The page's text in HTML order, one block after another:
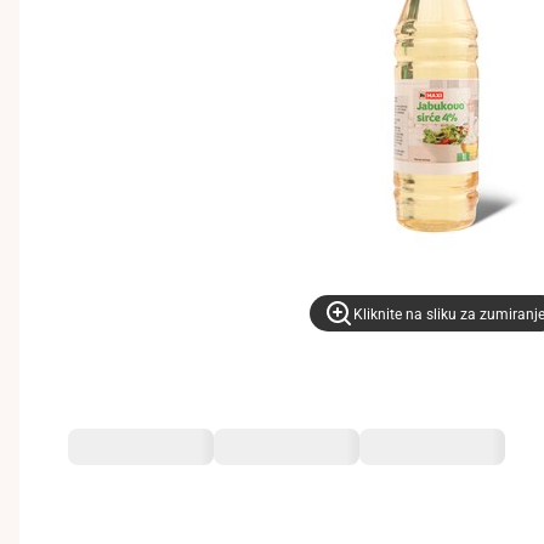
Kliknite na sliku za zumiranje